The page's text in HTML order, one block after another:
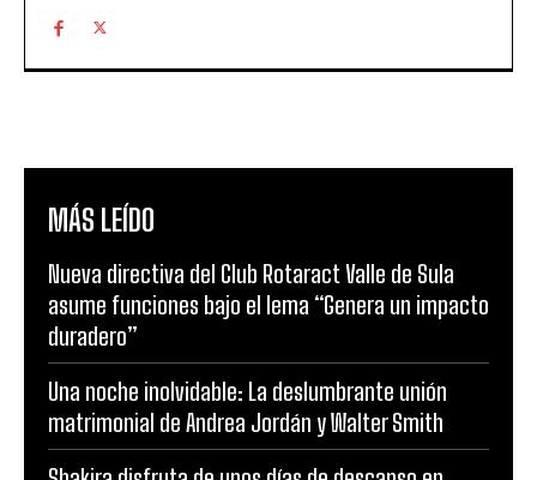
MÁS LEÍDO
Nueva directiva del Club Rotaract Valle de Sula
asume funciones bajo el lema “Genera un impacto
duradero”
Una noche inolvidable: La deslumbrante unión
matrimonial de Andrea Jordán y Walter Smith